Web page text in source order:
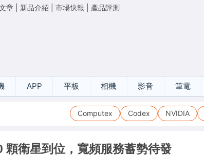
章 新品介紹 市場快報 產品評測
APP 平板 相機 影音 筆電
Computex Codex NVIDIA
衛星到位，寬頻服務蓄勢待發